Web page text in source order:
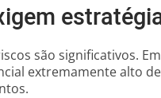
são significativos.
extremamente alto